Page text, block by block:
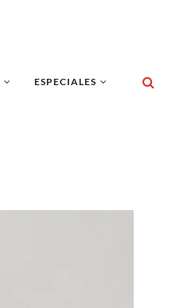
ESPECIALES